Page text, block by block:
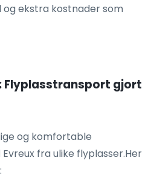
ekstra kostnader som
Flyplasstransport gjort
og komfortable
fra ulike flyplasser.Her